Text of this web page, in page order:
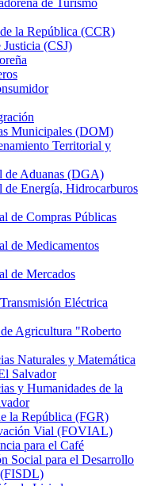
de Turismo
la República (CCR)
Justicia (CSJ)
Municipales (DOM)
Territorial y
de Aduanas (DGA)
de Energía, Hidrocarburos
de Compras Públicas
de Medicamentos
de Mercados
Eléctrica
Agricultura "Roberto
Naturales y Matemática
Salvador
y Humanidades de la
la República (FGR)
Vial (FOVIAL)
para el Café
Social para el Desarrollo